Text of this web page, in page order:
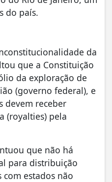
do país.
da
que a Constituição
da exploração de
(governo federal), e
devem receber
(royalties) pela
que não há
para distribuição
estados não